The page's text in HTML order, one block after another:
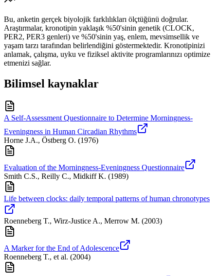
Bu, anketin gerçek biyolojik farklılıkları ölçtüğünü doğrular.
Araştırmalar, kronotipin yaklaşık %50'sinin genetik (CLOCK,
PER2, PER3 genleri) ve %50'sinin yaş, enlem, mevsimsellik ve
yaşam tarzı tarafından belirlendiğini göstermektedir. Kronotipinizi
anlamak, çalışma, uyku ve fiziksel aktivite programlarınızı optimize
etmenizi sağlar.
Bilimsel kaynaklar
A Self-Assessment Questionnaire to Determine Morningness-
Eveningness in Human Circadian Rhythms
Horne J.A., Östberg O. (1976)
Evaluation of the Morningness-Eveningness Questionnaire
Smith C.S., Reilly C., Midkiff K. (1989)
Life between clocks: daily temporal patterns of human chronotypes
Roenneberg T., Wirz-Justice A., Merrow M. (2003)
A Marker for the End of Adolescence
Roenneberg T., et al. (2004)